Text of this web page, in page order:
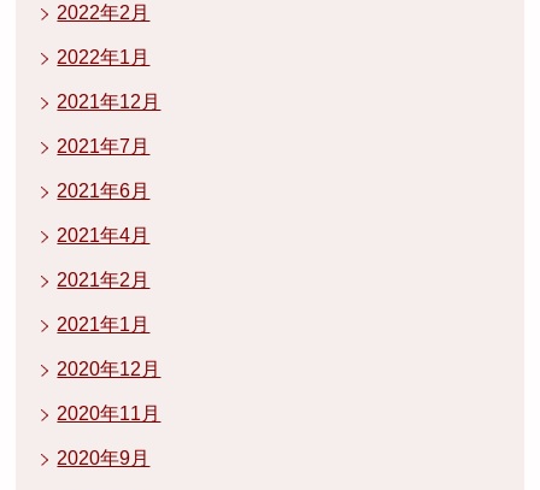
2022年2月
2022年1月
2021年12月
2021年7月
2021年6月
2021年4月
2021年2月
2021年1月
2020年12月
2020年11月
2020年9月